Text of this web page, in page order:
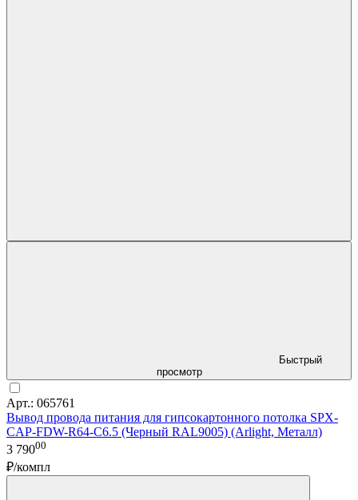
Быстрый
просмотр
Арт.: 065761
Вывод провода питания для гипсокартонного потолка SPX-
CAP-FDW-R64-C6.5 (Черный RAL9005) (Arlight, Металл)
3 79000
₽/компл